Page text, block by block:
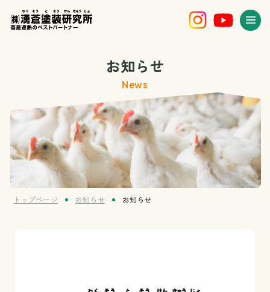
お知らせ
News
トップページ お知らせ お知らせ